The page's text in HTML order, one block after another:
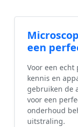
een
Voor een
kennis en
gebruiken de
voor een
onderhoud
uitstraling.